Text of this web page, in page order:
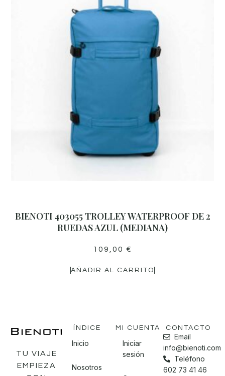
BIENOTI 403055 TROLLEY WATERPROOF DE 2
RUEDAS AZUL (MEDIANA)
109,00 €
AÑADIR AL CARRITO
TU VIAJE
EMPIEZA
ÍNDICE
Inicio
Nosotros
MI CUENTA
Iniciar
sesión
CONTACTO
Email
info@bienoti.com
Teléfono
602 73 41 46